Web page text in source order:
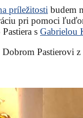
príležitosti budem
pri pomoci
s Gabrielou
Pastierovi